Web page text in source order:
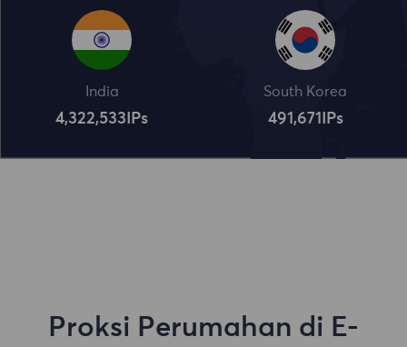
India
4,322,534 IPs
South Korea
491,672 IPs
Proksi Perumahan di E-